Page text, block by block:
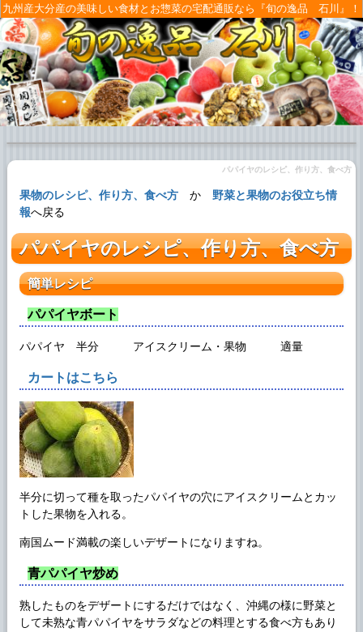
九州産大分産の美味しい食材とお惣菜の宅配通販なら『旬の逸品 石川』！
パパイヤのレシピ、作り方、食べ方
果物のレシピ、作り方、食べ方か 野菜と果物のお役立ち情
報へ戻る
パパイヤのレシピ、作り方、食べ方
簡単レシピ
パパイヤボート
パパイヤ 半分 アイスクリーム・果物 適量
カートはこちら
半分に切って種を取ったパパイヤの穴にアイスクリームとカッ
トした果物を入れる。
南国ムード満載の楽しいデザートになりますね。
青パパイヤ炒め
熟したものをデザートにするだけではなく、沖縄の様に野菜と
して未熟な青パパイヤをサラダなどの料理とする食べ方もあり